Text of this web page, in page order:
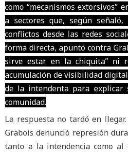
como “mecanismos extorsivos”
a sectores que, según
conflictos desde las redes
forma directa, apuntó contra
sirve estar en la chiquita” ni
acumulación de visibilidad
de la intendenta para explicar
comunidad.
La respuesta no tardó en
Grabois denunció represión
tanto a la intendencia como al